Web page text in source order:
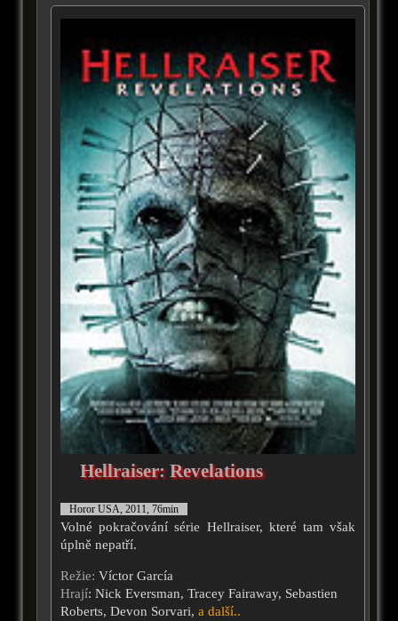
Hellraiser: Revelations
Horor USA, 2011, 76min
Volné pokračování série Hellraiser, které tam však
úplně nepatří.
Režie: Víctor García
Hrají: Nick Eversman, Tracey Fairaway, Sebastien
Roberts, Devon Sorvari, a další..